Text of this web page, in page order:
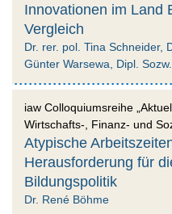
Innovationen im Land
Vergleich
Dr. rer. pol. Tina Schneider,
Günter Warsewa, Dipl. Sozw.
iaw Colloquiumsreihe
Wirtschafts-, Finanz- und
Atypische
Herausforderung für
Bildungspolitik
Dr. René Böhme